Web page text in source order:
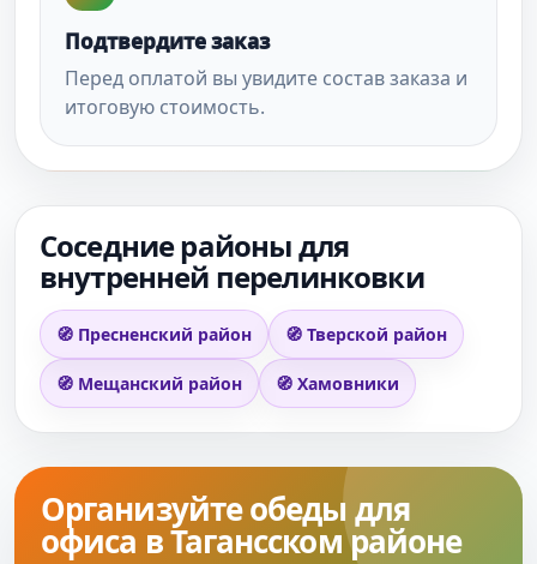
Подтвердите заказ
Перед оплатой вы увидите состав заказа и
итоговую стоимость.
Соседние районы для
внутренней перелинковки
🧭 Пресненский район 🧭 Тверской район
🧭 Мещанский район 🧭 Хамовники
Организуйте обеды для
офиса в Тагансском районе